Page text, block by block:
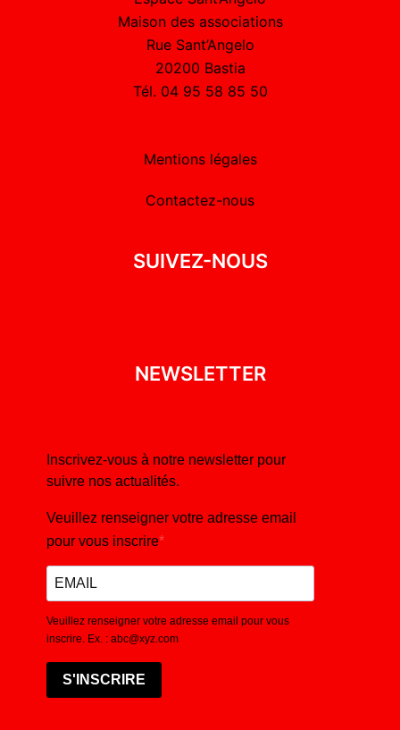
Maison des associations
Rue Sant’Angelo
20200 Bastia
Tél. 04 95 58 85 50
Mentions légales
Contactez-nous
SUIVEZ-NOUS
NEWSLETTER
Inscrivez-vous à notre newsletter pour
suivre nos actualités.
Veuillez renseigner votre adresse email
pour vous inscrire
Veuillez renseigner votre adresse email pour vous
inscrire. Ex. : abc@xyz.com
S'INSCRIRE